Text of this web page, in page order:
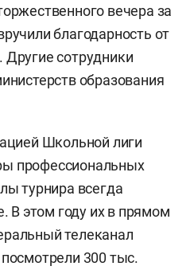
вечера за
благодарность от
. Другие сотрудники
образования
Школьной лиги
профессиональных
турнира всегда
В этом году их в прямом
телеканал
300 тыс.